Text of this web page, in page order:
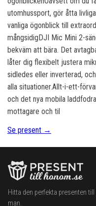
utomhussport, gör åtta
vanliga ögonblick till
mångsidigDJI Mic Mini 2-
bekväm att bära. Det
låter dig flexibelt justera
sidledes eller inverterad,
alla situationer.Allt-i-ett-
och det nya mobila
mottagare och til
Se present →
Hitta den perfekta presenten
man.